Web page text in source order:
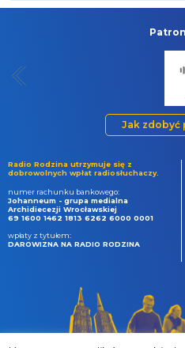
Jak zdobyć
Radio Rodzina utrzymuje się z
dobrowolnych wpłat radiosłuchaczy.
numer rachunku bankowego:
Johanneum - grupa medialna
Archidiecezji Wrocławskiej
69 1600 1462 1813 6262 6000 0001
wpłaty z tytułem:
DAROWIZNA NA RADIO RODZINA